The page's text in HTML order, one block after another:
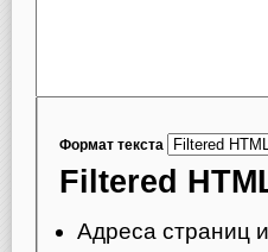
Формат текста
Filtered
Адреса страниц